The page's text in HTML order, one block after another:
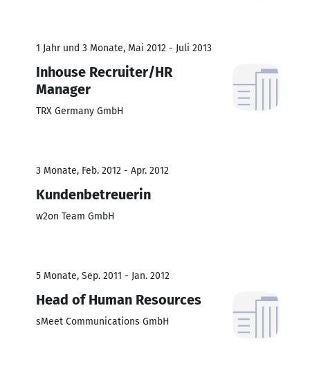
1 Jahr und 3 Monate, Mai 2012 - Juli 2013
Inhouse Recruiter/HR
Manager
TRX Germany GmbH
3 Monate, Feb. 2012 - Apr. 2012
Kundenbetreuerin
w2on Team GmbH
5 Monate, Sep. 2011 - Jan. 2012
Head of Human Resources
sMeet Communications GmbH